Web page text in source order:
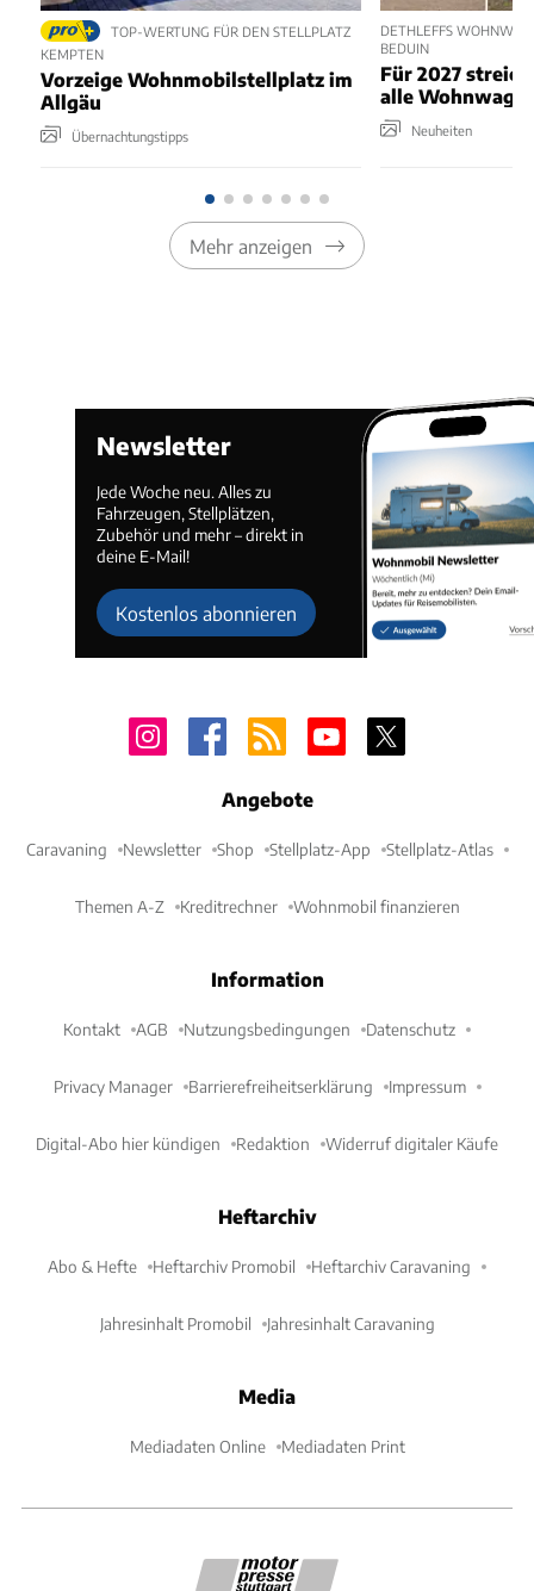
TOP-WERTUNG FÜR DEN STELLPLATZ
KEMPTEN
Vorzeige Wohnmobilstellplatz im
Allgäu
Übernachtungstipps
DETHLEFFS
BEDUIN
Für 2027
alle
Neuheiten
Mehr anzeigen
Newsletter
Jede Woche neu. Alles zu
Fahrzeugen, Stellplätzen,
Zubehör und mehr – direkt in
deine E-Mail!
Kostenlos abonnieren
Angebote
Caravaning Newsletter Shop Stellplatz-App Stellplatz-Atlas
Themen A-Z Kreditrechner Wohnmobil finanzieren
Information
Kontakt AGB Nutzungsbedingungen Datenschutz
Privacy Manager Barrierefreiheitserklärung Impressum
Digital-Abo hier kündigen Redaktion Widerruf digitaler Käufe
Heftarchiv
Abo & Hefte Heftarchiv Promobil Heftarchiv Caravaning
Jahresinhalt Promobil Jahresinhalt Caravaning
Media
Mediadaten Online Mediadaten Print